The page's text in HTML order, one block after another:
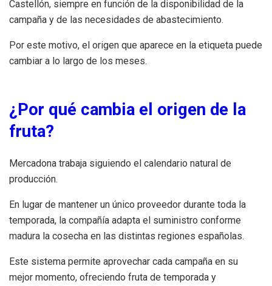
Castellón, siempre en función de la disponibilidad de la
campaña y de las necesidades de abastecimiento.
Por este motivo, el origen que aparece en la etiqueta puede
cambiar a lo largo de los meses.
¿Por qué cambia el origen de la
fruta?
Mercadona trabaja siguiendo el calendario natural de
producción.
En lugar de mantener un único proveedor durante toda la
temporada, la compañía adapta el suministro conforme
madura la cosecha en las distintas regiones españolas.
Este sistema permite aprovechar cada campaña en su
mejor momento, ofreciendo fruta de temporada y